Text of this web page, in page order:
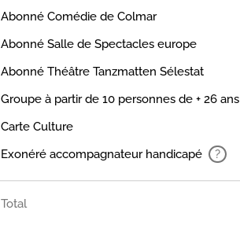
Abonné Comédie de Colmar
Abonné Salle de Spectacles europe
Abonné Théâtre Tanzmatten Sélestat
Groupe à partir de 10 personnes de + 26 ans
Carte Culture
Exonéré accompagnateur handicapé ?
Total